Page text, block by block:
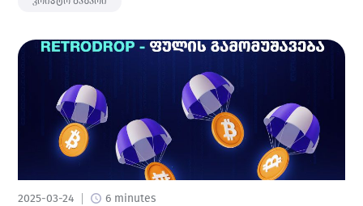
2025-03-24 6 minutes